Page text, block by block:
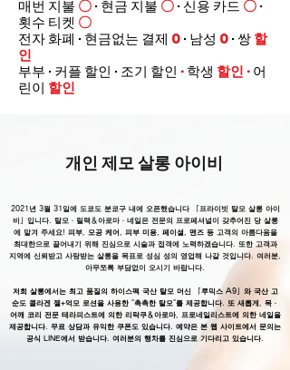
매번 지불 〇· 현금 지불 〇· 신용 카드 〇·
횟수 티켓 〇
전자 화폐 · 현금없는 결제 0· 남성 0· 쌍할
인
부부 · 커플 할인 · 조기 할인 ·학생 할인 ·어
린이 할인
개인 제모 살롱 아이비
2021년 3월 31일에 도쿄도 분쿄구 내에 오픈했습니다 「프라이빗 탈모 살롱 아이
비」입니다. 탈모・릴랙＆아로마・네일은 전문의 프로페셔널이 갖추어진 당 살롱
에 맡겨 주세요! 피부, 모공 케어, 피부 미용, 페이셜, 맨즈 등 고객의 아름다움을
최대한으로 끌어내기 위해 진심으로 시술과 접객에 노력하겠습니다. 또한 고객과
지역에 신뢰받고 사랑받는 살롱을 목표로 성심 성의 영업해 나갈 것입니다. 여러분,
아무쪼록 부담없이 오시기 바랍니다.
저희 살롱에서는 최고 품질의 하이스펙 국산 탈모 머신 「루믹스 A9」와 국산 고
순도 콜라겐 젤+억모 로션을 사용한 "촉촉한 탈모"를 제공합니다. 또 새롭게, 목・
어깨 코리 전문 테라피스트에 의한 리락쿠＆아로마, 프로네일리스트에 의한 네일을
제공합니다. 무료 상담과 유익한 쿠폰도 있습니다. 예약은 본 웹 사이트에서 문의는
공식 LINE에서 받습니다. 여러분의 행차를 진심으로 기다리고 있습니다.